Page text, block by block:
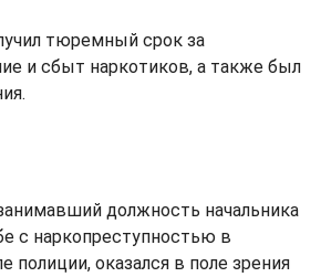
тюремный срок за
и сбыт наркотиков, а также был
должность начальника
с наркопреступностью в
полиции, оказался в поле зрения